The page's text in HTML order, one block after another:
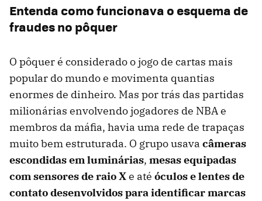
Entenda como funcionava o esquema de
fraudes no pôquer
O pôquer é considerado o jogo de cartas mais
popular do mundo e movimenta quantias
enormes de dinheiro. Mas por trás das partidas
milionárias envolvendo jogadores de NBA e
membros da máfia, havia uma rede de trapaças
muito bem estruturada. O grupo usava câmeras
escondidas em luminárias, mesas equipadas
com sensores de raio Xe até óculos e lentes de
contato desenvolvidos para identificar marcas